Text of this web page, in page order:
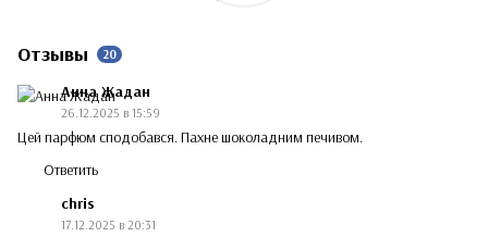
Отзывы 20
Анна Жадан
26.12.2025 в 15:59
Цей парфюм сподобався. Пахне шоколадним печивом.
Ответить
chris
17.12.2025 в 20:31